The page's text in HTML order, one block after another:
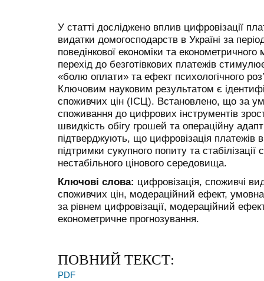
У статті досліджено вплив цифровізації
видатки домогосподарств в Україні за
поведінкової економіки та
перехід до безготівкових платежів
«болю оплати» та ефект психологічного
Ключовим науковим результатом є
споживчих цін (ІСЦ). Встановлено, що за
споживання до цифрових інструментів
швидкість обігу грошей та операційну
підтверджують, що цифровізація платежів
підтримки сукупного попиту та
нестабільного цінового середовища.
Ключові слова: цифровізація, споживчі
споживчих цін, модераційний ефект,
за рівнем цифровізації, модераційний
економетричне прогнозування.
ПОВНИЙ ТЕКСТ:
PDF